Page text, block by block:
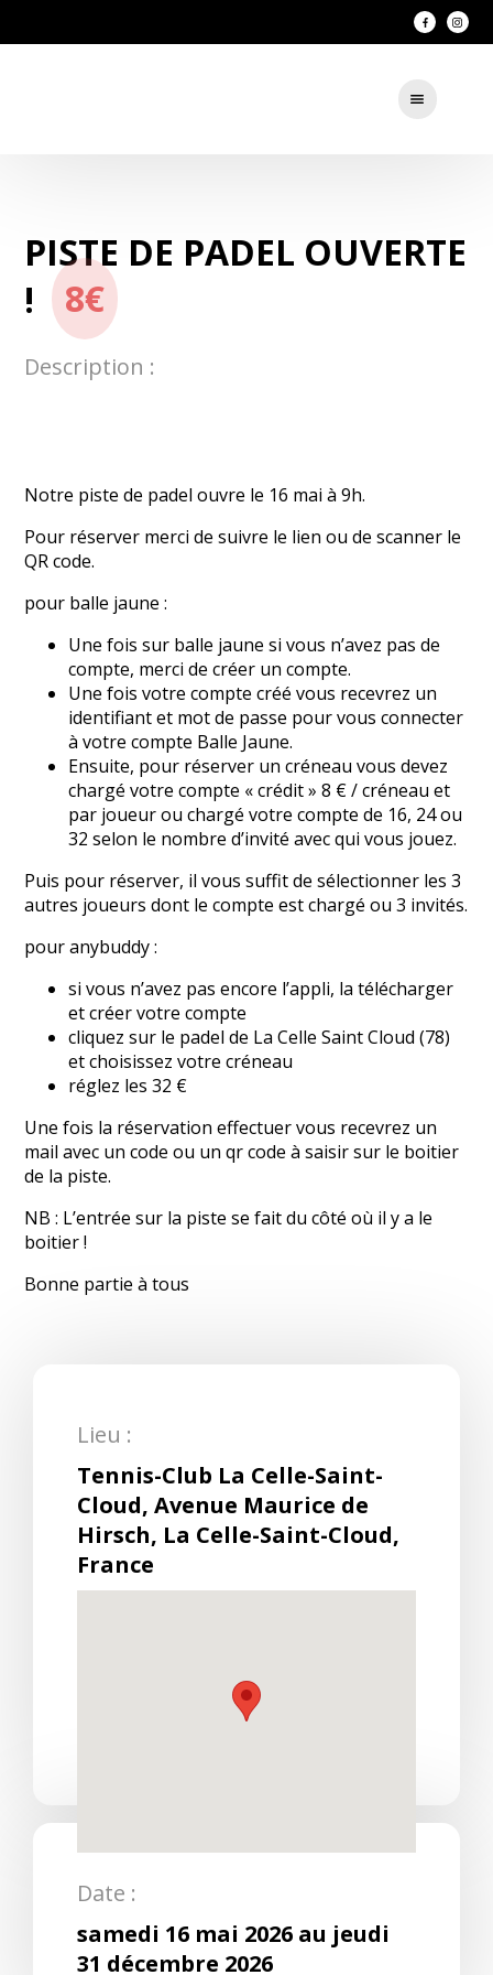
PISTE DE PADEL OUVERTE
!
8€
Description :
Notre piste de padel ouvre le 16 mai à 9h.
Pour réserver merci de suivre le lien ou de scanner le
QR code.
pour balle jaune :
Une fois sur balle jaune si vous n’avez pas de
compte, merci de créer un compte.
Une fois votre compte créé vous recevrez un
identifiant et mot de passe pour vous connecter
à votre compte Balle Jaune.
Ensuite, pour réserver un créneau vous devez
chargé votre compte « crédit » 8 € / créneau et
par joueur ou chargé votre compte de 16, 24 ou
32 selon le nombre d’invité avec qui vous jouez.
Puis pour réserver, il vous suffit de sélectionner les 3
autres joueurs dont le compte est chargé ou 3 invités.
pour anybuddy :
si vous n’avez pas encore l’appli, la télécharger
et créer votre compte
cliquez sur le padel de La Celle Saint Cloud (78)
et choisissez votre créneau
réglez les 32 €
Une fois la réservation effectuer vous recevrez un
mail avec un code ou un qr code à saisir sur le boitier
de la piste.
NB : L’entrée sur la piste se fait du côté où il y a le
boitier !
Bonne partie à tous
Lieu :
Tennis-Club La Celle-Saint-
Cloud, Avenue Maurice de
Hirsch, La Celle-Saint-Cloud,
France
Date :
samedi 16 mai 2026 au jeudi
31 décembre 2026